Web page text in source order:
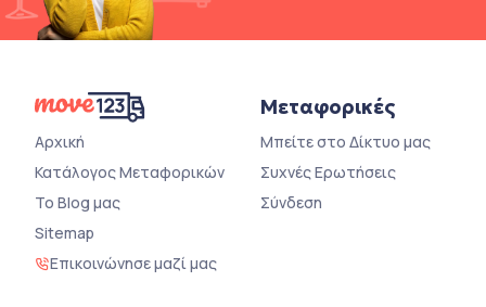
Αρχική
Κατάλογος Μεταφορικών
Το Blog μας
Sitemap
Επικοινώνησε μαζί μας
Μεταφορικές
Μπείτε στο Δίκτυο μας
Συχνές Ερωτήσεις
Σύνδεση